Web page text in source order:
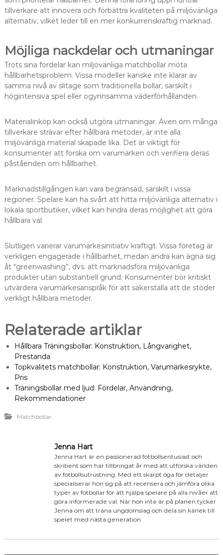
tillverkare att innovera och förbättra kvaliteten på miljövänliga
alternativ, vilket leder till en mer konkurrenskraftig marknad.
Möjliga nackdelar och utmaningar
Trots sina fördelar kan miljövänliga matchbollar möta
hållbarhetsproblem. Vissa modeller kanske inte klarar av
samma nivå av slitage som traditionella bollar, särskilt i
högintensiva spel eller ogynnsamma väderförhållanden.
Materialinköp kan också utgöra utmaningar. Även om många
tillverkare strävar efter hållbara metoder, är inte alla
miljövänliga material skapade lika. Det är viktigt för
konsumenter att forska om varumärken och verifiera deras
påståenden om hållbarhet.
Marknadstillgången kan vara begränsad, särskilt i vissa
regioner. Spelare kan ha svårt att hitta miljövänliga alternativ i
lokala sportbutiker, vilket kan hindra deras möjlighet att göra
hållbara val.
Slutligen varierar varumärkesinitiativ kraftigt. Vissa företag är
verkligen engagerade i hållbarhet, medan andra kan ägna sig
åt “greenwashing”, dvs. att marknadsföra miljövänliga
produkter utan substantiell grund. Konsumenter bör kritiskt
utvärdera varumärkesanspråk för att säkerställa att de stöder
verkligt hållbara metoder.
Relaterade artiklar
Hållbara Träningsbollar: Konstruktion, Långvarighet,
Prestanda
Topkvalitets matchbollar: Konstruktion, Varumärkesrykte,
Pris
Träningsbollar med ljud: Fördelar, Användning,
Rekommendationer
Matchbollar
Jenna Hart
Jenna Hart är en passionerad fotbollsentusiast och
skribent som har tillbringat år med att utforska världen
av fotbollsutrustning. Med ett skarpt öga för detaljer
specialiserar hon sig på att recensera och jämföra olika
typer av fotbollar för att hjälpa spelare på alla nivåer att
göra informerade val. När hon inte är på planen tycker
Jenna om att träna ungdomslag och dela sin kärlek till
spelet med nästa generation.